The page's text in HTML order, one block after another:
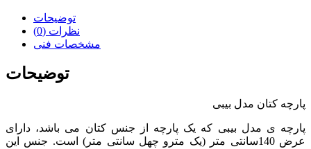
توضیحات
نظرات (0)
مشخصات فنی
توضیحات
پارچه کتان مدل بیبی
پارچه ی مدل بیبی که یک پارچه از جنس کتان می باشد، دارای
عرض 140سانتی متر (یک مترو چهل سانتی متر) است. جنس این